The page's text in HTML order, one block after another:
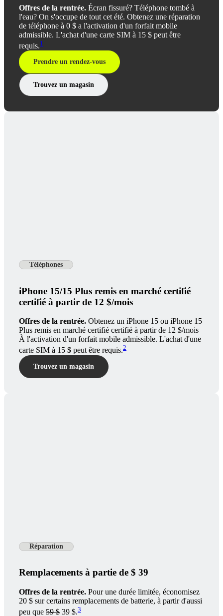
Offres de la rentrée. Écran fissuré? Téléphone tombé à
l'eau? On s'occupe de tout cet été. Obtenez une réparation
de téléphone à 0 $ a l'activation d'un forfait mobile
admissible. L'achat d'une carte SIM à 15 $ peut être
requis.1
Prendre un rendez-vous
Trouvez un magasin
Téléphones
iPhone 15/15 Plus remis en marché certifié
certifié à partir de 12 $/mois
Offres de la rentrée. Obtenez un iPhone 15 ou iPhone 15
Plus remis en marché certifié certifié à partir de 12 $/mois
À l'activation d'un forfait mobile admissible. L'achat d'une
carte SIM à 15 $ peut être requis.2
Trouvez un magasin
Réparation
Remplacements à partie de $ 39
Offres de la rentrée. Pour une durée limitée, économisez
20 $ sur certains remplacements de batterie, à partir d'aussi
peu que 59 $ 39 $.3